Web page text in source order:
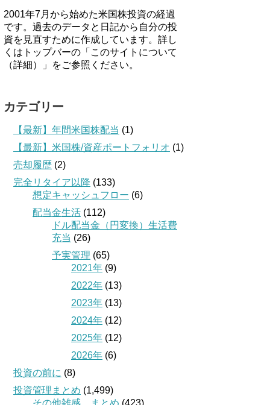
2001年7月から始めた米国株投資の経過
です。過去のデータと日記から自分の投
資を見直すために作成しています。詳し
くはトップバーの「このサイトについて
（詳細）」をご参照ください。
カテゴリー
【最新】年間米国株配当 (1)
【最新】米国株/資産ポートフォリオ (1)
売却履歴 (2)
完全リタイア以降 (133)
想定キャッシュフロー (6)
配当金生活 (112)
ドル配当金（円変換）生活費
充当 (26)
予実管理 (65)
2021年 (9)
2022年 (13)
2023年 (13)
2024年 (12)
2025年 (12)
2026年 (6)
投資の前に (8)
投資管理まとめ (1,499)
その他雑感、まとめ (423)